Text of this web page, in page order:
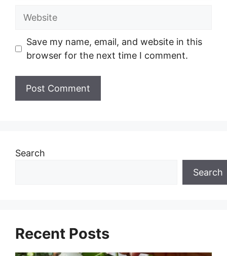
Website
Save my name, email, and website in this
browser for the next time I comment.
Search
Search
Recent Posts